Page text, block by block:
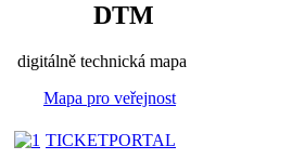
DTM
digitálně technická mapa
Mapa pro veřejnost
TICKETPORTAL